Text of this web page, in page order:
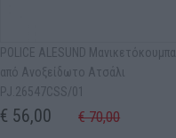
POLICE ALESUND Μανικετόκουμπα
από Ανοξείδωτο Ατσάλι
PJ.26547CSS/01
€ 56,00 € 70,00